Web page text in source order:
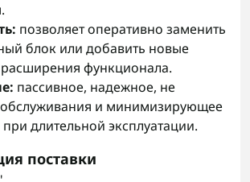
позволяет оперативно заменить
блок или добавить новые
функционала.
пассивное, надежное, не
и минимизирующее
при длительной эксплуатации.
поставки